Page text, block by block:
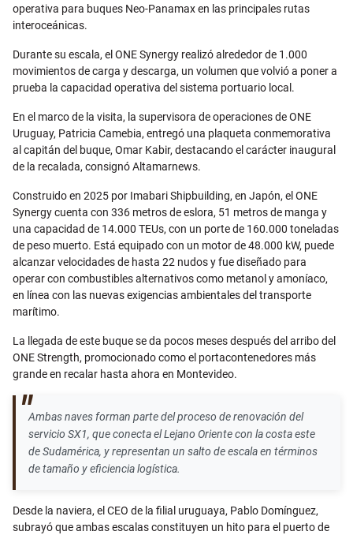
operativa para buques Neo-Panamax en las principales rutas
interoceánicas.
Durante su escala, el ONE Synergy realizó alrededor de 1.000
movimientos de carga y descarga, un volumen que volvió a poner a
prueba la capacidad operativa del sistema portuario local.
En el marco de la visita, la supervisora de operaciones de ONE
Uruguay, Patricia Camebia, entregó una plaqueta conmemorativa
al capitán del buque, Omar Kabir, destacando el carácter inaugural
de la recalada, consignó Altamarnews.
Construido en 2025 por Imabari Shipbuilding, en Japón, el ONE
Synergy cuenta con 336 metros de eslora, 51 metros de manga y
una capacidad de 14.000 TEUs, con un porte de 160.000 toneladas
de peso muerto. Está equipado con un motor de 48.000 kW, puede
alcanzar velocidades de hasta 22 nudos y fue diseñado para
operar con combustibles alternativos como metanol y amoníaco,
en línea con las nuevas exigencias ambientales del transporte
marítimo.
La llegada de este buque se da pocos meses después del arribo del
ONE Strength, promocionado como el portacontenedores más
grande en recalar hasta ahora en Montevideo.
Ambas naves forman parte del proceso de renovación del
servicio SX1, que conecta el Lejano Oriente con la costa este
de Sudamérica, y representan un salto de escala en términos
de tamaño y eficiencia logística.
Desde la naviera, el CEO de la filial uruguaya, Pablo Domínguez,
subrayó que ambas escalas constituyen un hito para el puerto de